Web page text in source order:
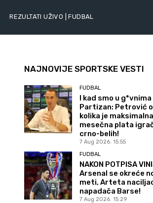
REZULTATI UŽIVO | FUDBAL
NAJNOVIJE SPORTSKE VESTI
FUDBAL
I kad smo u
Partizan: Petrović
kolika je maksimalna
mesečna plata
crno-belih!
7 Aug 2026. 15:55
FUDBAL
NAKON POTPISA
Arsenal se okreće
meti, Arteta
napadača Barse!
7 Aug 2026. 15:29